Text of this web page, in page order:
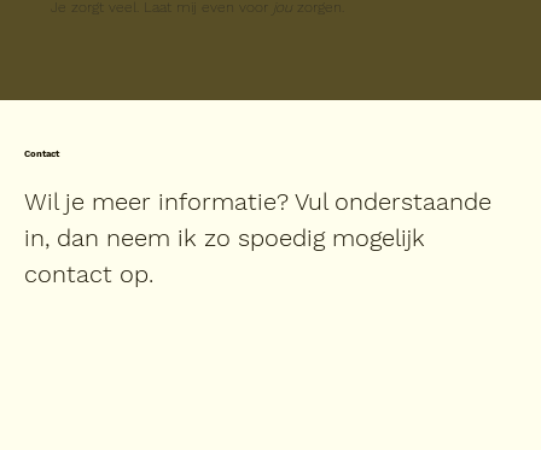
Je zorgt veel. Laat mij even voor zorgen.
Contact
Wil je meer informatie? Vul onderstaande
in, dan neem ik zo spoedig mogelijk
contact op.